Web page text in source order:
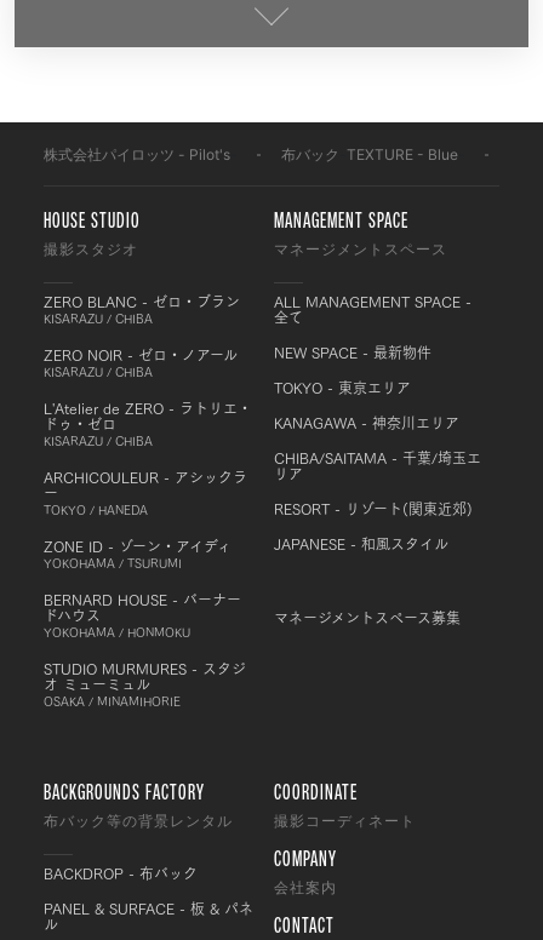
株式会社パイロッツ - Pilot's 布バック TEXTURE - Blue
HOUSE STUDIO
撮影スタジオ
ZERO BLANC - ゼロ・ブラン
KISARAZU / CHIBA
ZERO NOIR - ゼロ・ノアール
KISARAZU / CHIBA
L'Atelier de ZERO - ラトリエ・
ドゥ・ゼロ
KISARAZU / CHIBA
ARCHICOULEUR - アシックラ
ー
TOKYO / HANEDA
ZONE ID - ゾーン・アイディ
YOKOHAMA / TSURUMI
BERNARD HOUSE - バーナー
ドハウス
YOKOHAMA / HONMOKU
STUDIO MURMURES - スタジ
オ ミューミュル
OSAKA / MINAMIHORIE
MANAGEMENT SPACE
マネージメントスペース
ALL MANAGEMENT SPACE -
全て
NEW SPACE - 最新物件
TOKYO - 東京エリア
KANAGAWA - 神奈川エリア
CHIBA/SAITAMA - 千葉/埼玉エ
リア
RESORT - リゾート(関東近郊)
JAPANESE - 和風スタイル
マネージメントスペース募集
BACKGROUNDS FACTORY
布バック等の背景レンタル
BACKDROP - 布バック
PANEL & SURFACE - 板 & パネ
ル
COORDINATE
撮影コーディネート
COMPANY
会社案内
CONTACT